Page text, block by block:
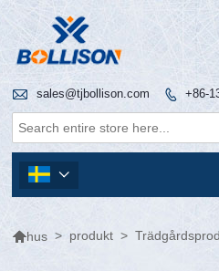
 sales@tjbollison.com  +86-

hus > produkt >